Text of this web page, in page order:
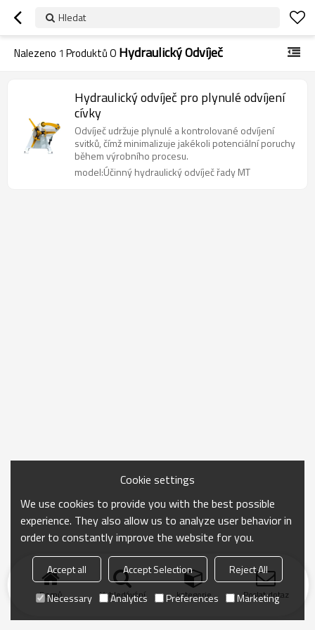
Hledat
Nalezeno 1 Produktů O Hydraulický Odvíječ
Hydraulický odvíječ pro plynulé odvíjení
cívky
Odvíječ udržuje plynulé a kontrolované odvíjení
svitků, čímž minimalizuje jakékoli potenciální poruchy
během výrobního procesu.
model:Účinný hydraulický odvíječ řady MT
Domů Vyhledávání kategorie Poslat dotaz
Cookie settings
We use cookies to provide you with the best possible
experience. They also allow us to analyze user behavior in
order to constantly improve the website for you.
Accept all Accept Selection
Reject All
Necessary
Analytics Preferences Marketing